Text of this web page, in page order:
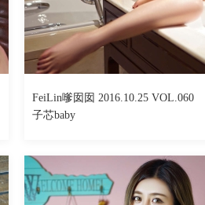
849 阅读
By
FeiLin嗲囡囡 2016.10.25 VOL.060
子芯baby